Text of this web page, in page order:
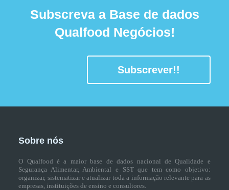
Subscreva a Base de dados
Qualfood Negócios!
Subscrever!!
Sobre nós
O Qualfood é a maior base de dados nacional de Qualidade e
Segurança Alimentar, Ambiental e SST que tem como objetivo:
organizar, sistematizar e atualizar toda a informação relevante para as
empresas, instituições de ensino e consultores.